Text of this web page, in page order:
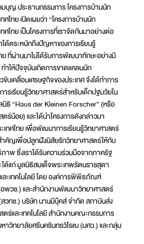
ประธานกรรมการ โครงการบ้านนัก
ไทย เปิดเผยว่า “โครงการบ้านนัก
ศไทย เป็นโครงการที่เราจัดกันมาอย่างต่อ
ได้ตระหนักถึงปัญหาของการเรียนรู้
ย ที่ผ่านมาไม่ได้รับการพัฒนาทักษะอย่างมี
ให้ปัจจุบันเกิดการขาดแคลนนัก
บเคลื่อนเศรษฐกิจของประเทศ จึงได้ทำการ
ารเรียนรู้วิทยาศาสตร์สำหรับเด็กปฐมวัยใน
นิธิ “Haus der Kleinen Forscher” (หรือ
น้อย) และได้นำโครงการดังกล่าวมา
เทศไทย เพื่อพัฒนาการเรียนรู้วิทยาศาสตร์
ำคัญเพื่อปลูกฝังนิสัยรักวิทยาศาสตร์ให้กับ
ภาพ ซึ่งเราได้รับความร่วมมือจากภาครัฐ
ได้แก่ มูลนิธิสมเด็จพระเทพรัตนราชสุดา
ละเทคโนโลยี โดย องค์การพิพิธภัณฑ์
พวช.) และสำนักงานพัฒนาวิทยาศาสตร์
(สวทช.) บริษัท นานมีบุ๊คส์ จำกัด สถาบันส่ง
ร์และเทคโนโลยี สำนักงานคณะกรรมการ
าวิทยาลัยศรีนครินทรวิโรฒ (มศว.) และกลุ่ม